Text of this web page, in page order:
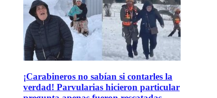
¡Carabineros no sabían si contarles la
verdad! Parvularias hicieron particular